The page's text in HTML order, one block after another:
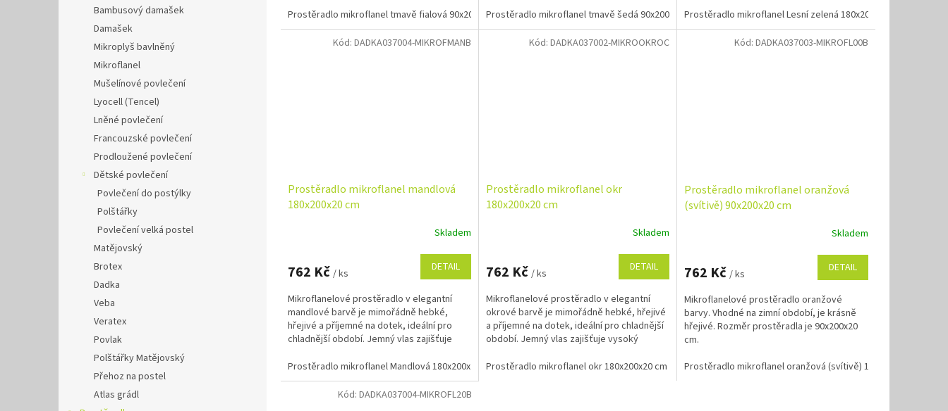
Bambusový damašek
Damašek
Mikroplyš bavlněný
Mikroflanel
Mušelínové povlečení
Lyocell (Tencel)
Lněné povlečení
Francouzské povlečení
Prodloužené povlečení
Dětské povlečení
Povlečení do postýlky
Polštářky
Povlečení velká postel
Matějovský
Brotex
Dadka
Veba
Veratex
Povlak
Polštářky Matějovský
Přehoz na postel
Atlas grádl
Prostěradlo mikroflanel tmavě fialová 90x200x20 cmProstěradlo mikroflanel tmavě šedá 90x200x20 cm Prostěradlo mikroflanel tmavě šedá 180x200x20 cm
Prostěradlo mikroflanel Lesní zelená 180x200x20 cm
Prostěradlo mikroflanel mandlová
180x200x20 cm
Skladem
762 Kč / ks DETAIL
Mikroflanelové prostěradlo v elegantní
mandlové barvě je mimořádně hebké,
hřejivé a příjemné na dotek, ideální pro
chladnější období. Jemný vlas zajišťuje
Prostěradlo mikroflanel Mandlová 180x200x20 cm
Kód: DADKA037004-MIKROFMANB
Prostěradlo mikroflanel okr
180x200x20 cm
Skladem
762 Kč / ks DETAIL
Mikroflanelové prostěradlo v elegantní
okrové barvě je mimořádně hebké, hřejivé
a příjemné na dotek, ideální pro chladnější
období. Jemný vlas zajišťuje vysoký
Prostěradlo mikroflanel okr 180x200x20 cm
Kód: DADKA037002-MIKROOKROC
Prostěradlo mikroflanel oranžová
(svítivě) 90x200x20 cm
Skladem
762 Kč / ks DETAIL
Mikroflanelové prostěradlo oranžové
barvy. Vhodné na zimní období, je krásně
hřejivé. Rozměr prostěradla je 90x200x20
cm.
Prostěradlo mikroflanel oranžová (svítivě) 180x200x20 cm
Kód: DADKA037003-MIKROFL00B
Kód: DADKA037004-MIKROFL20B